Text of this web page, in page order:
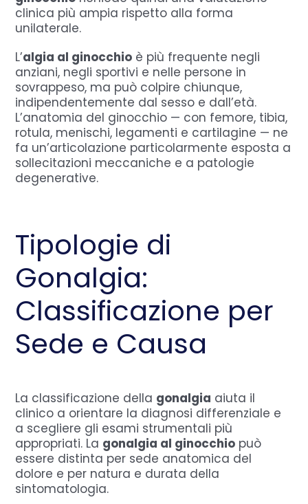
clinica più ampia rispetto alla forma
unilaterale.
L’algia al ginocchio è più frequente negli
anziani, negli sportivi e nelle persone in
sovrappeso, ma può colpire chiunque,
indipendentemente dal sesso e dall’età.
L’anatomia del ginocchio — con femore, tibia,
rotula, menischi, legamenti e cartilagine — ne
fa un’articolazione particolarmente esposta a
sollecitazioni meccaniche e a patologie
degenerative.
Tipologie di
Gonalgia:
Classificazione per
Sede e Causa
La classificazione della gonalgia aiuta il
clinico a orientare la diagnosi differenziale e
a scegliere gli esami strumentali più
appropriati. La gonalgia al ginocchio può
essere distinta per sede anatomica del
dolore e per natura e durata della
sintomatologia.